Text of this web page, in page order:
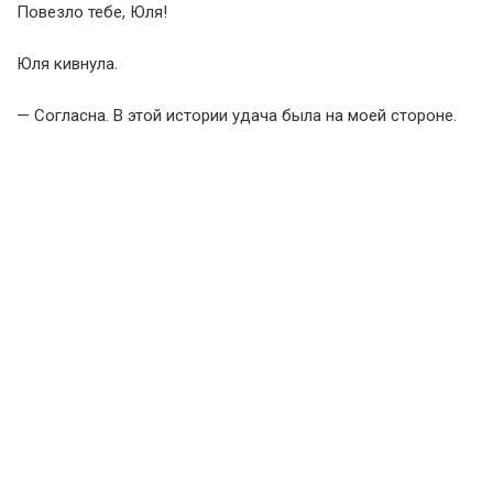
Повезло тебе, Юля!
Юля кивнула.
— Согласна. В этой истории удача была на моей стороне.